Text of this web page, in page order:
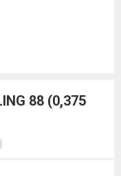
88 (0,375